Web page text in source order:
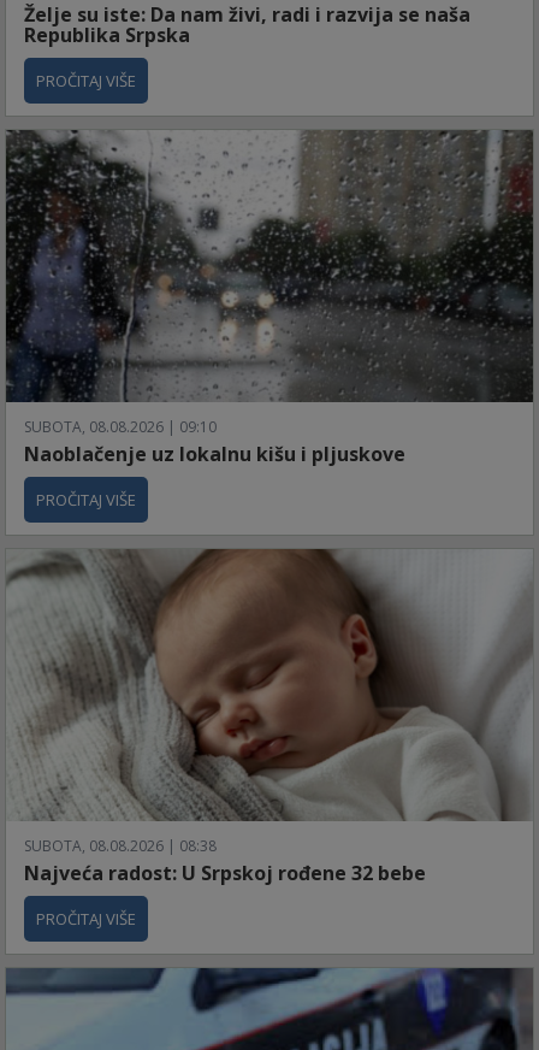
Želje su iste: Da nam živi, radi i razvija se naša
Republika Srpska
PROČITAJ VIŠE
SUBOTA, 08.08.2026 | 09:10
Naoblačenje uz lokalnu kišu i pljuskove
PROČITAJ VIŠE
SUBOTA, 08.08.2026 | 08:38
Najveća radost: U Srpskoj rođene 32 bebe
PROČITAJ VIŠE